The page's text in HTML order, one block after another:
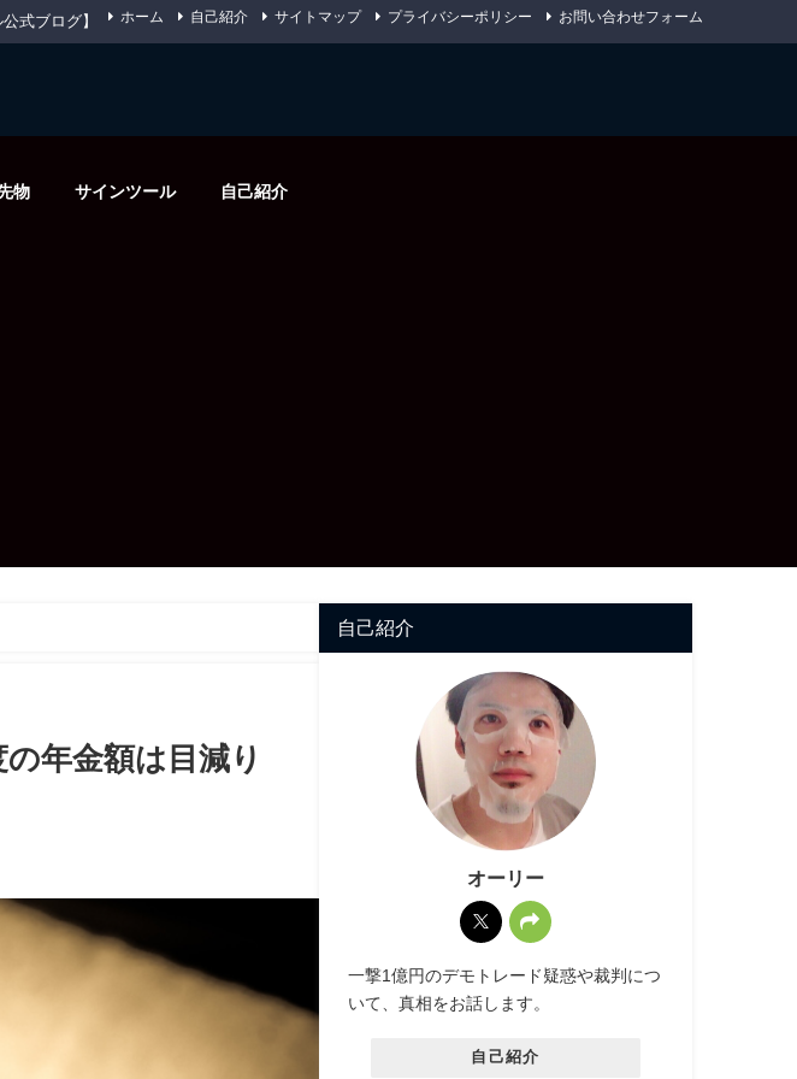
式ブログ】 ホーム 自己紹介 サイトマップ プライバシーポリシー お問い合わせフォーム
物 サインツール 自己紹介
年金額は目減り
自己紹介
オーリー
一撃1億円のデモトレード疑惑や裁判につ
いて、真相をお話します。
自己紹介